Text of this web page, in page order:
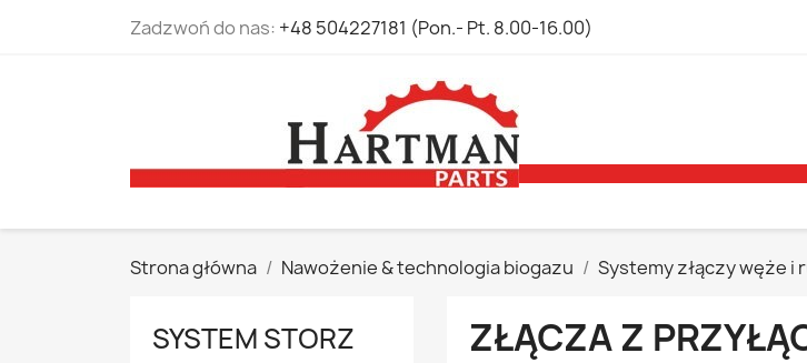
Zadzwoń do nas: +48 504227181 (Pon.- Pt. 8.00-16.00)
Strona główna Nawożenie & technologia biogazu Systemy złączy węże i
SYSTEM STORZ ZŁĄCZA Z